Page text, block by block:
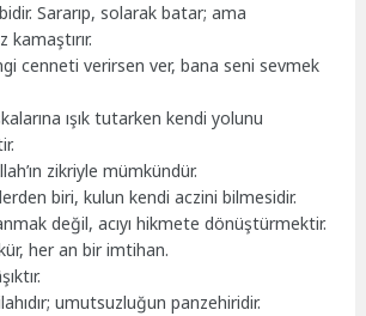
Sararıp, solarak batar; ama
cenneti verirsen ver, bana seni sevmek
ışık tutarken kendi yolunu
zikriyle mümkündür.
biri, kulun kendi aczini bilmesidir.
değil, acıyı hikmete dönüştürmektir.
her an bir imtihan.
umutsuzluğun panzehiridir.